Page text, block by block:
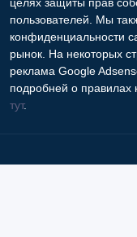
пользователей. Мы
конфиденциальности
рынок. На некоторых
реклама Google
подробней о правилах
тут.